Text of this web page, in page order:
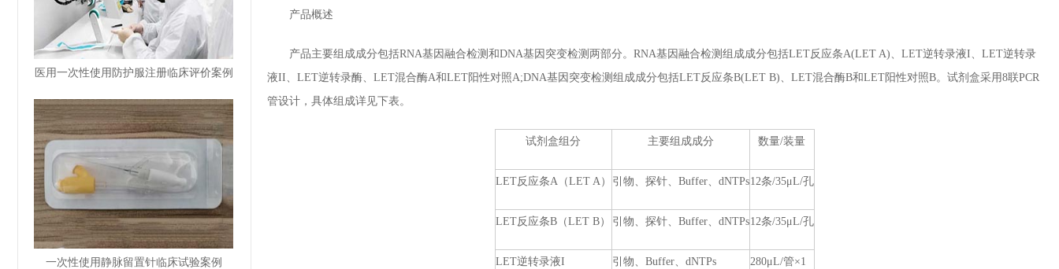
医用一次性使用防护服注册临床评价案例
一次性使用静脉留置针临床试验案例
产品概述
产品主要组成成分包括RNA基因融合检测和DNA基因突变检测两部分。RNA基因融合检测组成成分包括LET反应条A(LET A)、LET逆转录液I、LET逆转录
液II、LET逆转录酶、LET混合酶A和LET阳性对照A;DNA基因突变检测组成成分包括LET反应条B(LET B)、LET混合酶B和LET阳性对照B。试剂盒采用8联PCR
管设计，具体组成详见下表。
试剂盒组分 主要组成成分 数量/装量
LET反应条A（LET A） 引物、探针、Buffer、dNTPs12条/35μL/孔
LET反应条B（LET B） 引物、探针、Buffer、dNTPs12条/35μL/孔
LET逆转录液I 引物、Buffer、dNTPs 280μL/管×1